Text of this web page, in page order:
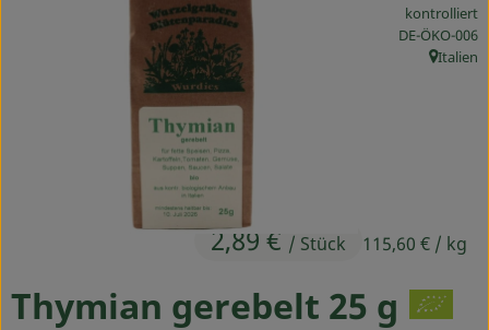
Obst & Gemüse
Drogerie
Thymian gerebelt 25 g
2,89 € / Stück 115,60 € / kg
kontrolliert
,DE-ÖKO-006
,Italien